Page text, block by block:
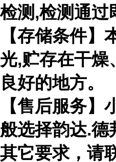
检测,检测通过
【存储条件】
光,贮存在干燥
良好的地方。
【售后服务】
般选择韵达.德
其它要求，请